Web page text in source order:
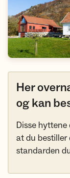
Her
og kan
Disse
at du bestiller
standarden